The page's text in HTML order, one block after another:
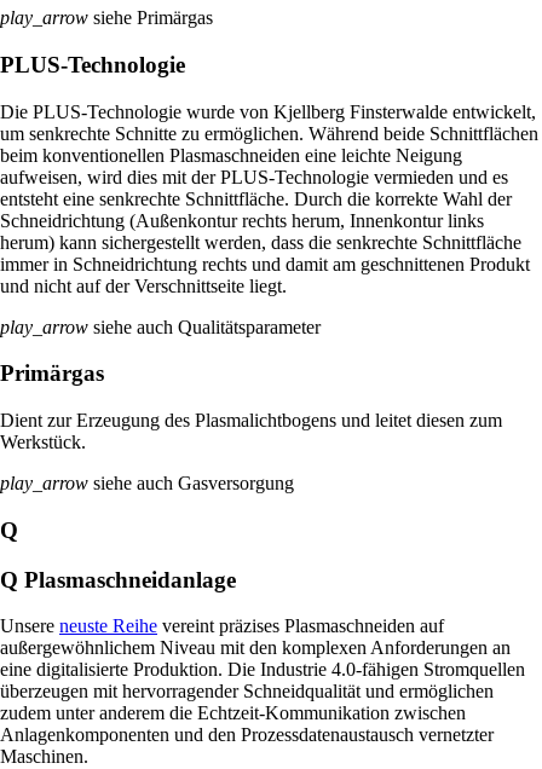
play_arrow siehe Primärgas
PLUS-Technologie
Die PLUS-Technologie wurde von Kjellberg Finsterwalde entwickelt,
um senkrechte Schnitte zu ermöglichen. Während beide Schnittflächen
beim konventionellen Plasmaschneiden eine leichte Neigung
aufweisen, wird dies mit der PLUS-Technologie vermieden und es
entsteht eine senkrechte Schnittfläche. Durch die korrekte Wahl der
Schneidrichtung (Außenkontur rechts herum, Innenkontur links
herum) kann sichergestellt werden, dass die senkrechte Schnittfläche
immer in Schneidrichtung rechts und damit am geschnittenen Produkt
und nicht auf der Verschnittseite liegt.
play_arrow siehe auch Qualitätsparameter
Primärgas
Dient zur Erzeugung des Plasmalichtbogens und leitet diesen zum
Werkstück.
play_arrow siehe auch Gasversorgung
Q
Q Plasmaschneidanlage
Unsere neuste Reihe vereint präzises Plasmaschneiden auf
außergewöhnlichem Niveau mit den komplexen Anforderungen an
eine digitalisierte Produktion. Die Industrie 4.0-fähigen Stromquellen
überzeugen mit hervorragender Schneidqualität und ermöglichen
zudem unter anderem die Echtzeit-Kommunikation zwischen
Anlagenkomponenten und den Prozessdatenaustausch vernetzter
Maschinen.